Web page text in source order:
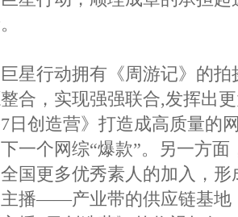
行动拥有《周游记》的拍
合，实现强强联合,发挥出
日创造营》打造成高质量的
一个网综“爆款”。另一方
国更多优秀素人的加入，
播——产业带的供应链基地